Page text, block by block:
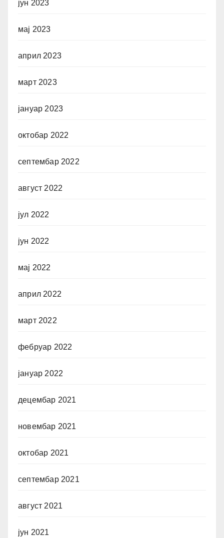
јун 2023
мај 2023
април 2023
март 2023
јануар 2023
октобар 2022
септембар 2022
август 2022
јул 2022
јун 2022
мај 2022
април 2022
март 2022
фебруар 2022
јануар 2022
децембар 2021
новембар 2021
октобар 2021
септембар 2021
август 2021
јун 2021